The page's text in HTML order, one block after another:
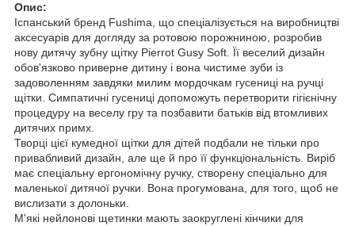
Опис:
Іспанський бренд Fushima, що спеціалізується на виробництві
аксесуарів для догляду за ротовою порожниною, розробив
нову дитячу зубну щітку Pierrot Gusy Soft. Її веселий дизайн
обов'язково приверне дитину і вона чистиме зуби із
задоволенням завдяки милим мордочкам гусениці на ручці
щітки. Симпатичні гусениці допоможуть перетворити гігієнічну
процедуру на веселу гру та позбавити батьків від втомливих
дитячих примх.
Творці цієї кумедної щітки для дітей подбали не тільки про
привабливий дизайн, але ще й про її функціональність. Виріб
має спеціальну ергономічну ручку, створену спеціально для
маленької дитячої ручки. Вона прогумована, для того, щоб не
вислизати з долоньки.
М'які нейлонові щетинки мають заокруглені кінчики для